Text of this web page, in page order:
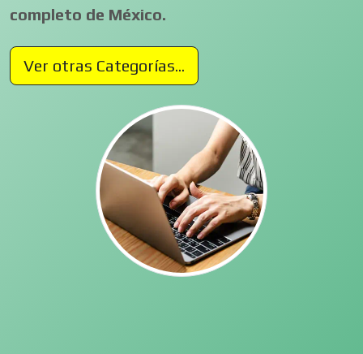
completo de México.
Ver otras Categorías...